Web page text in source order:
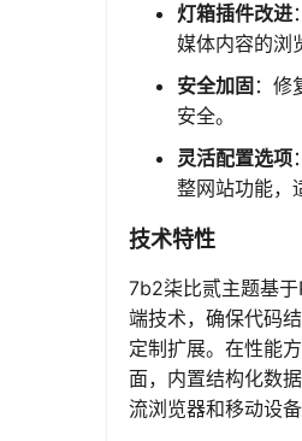
灯箱插件改进
媒体内容的浏
安全加固 ：修
安全。
灵活配置选项
整网站功能，
技术特性
7b2柒比贰主题基
端技术，确保代码
定制扩展。在性能
面，内置结构化数
流浏览器和移动设